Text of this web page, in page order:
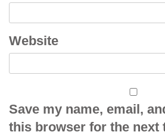
Website
Save my name, email,
this browser for the next